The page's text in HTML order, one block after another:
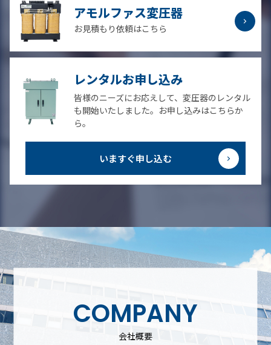
アモルファス変圧器
お見積もり依頼はこちら
レンタルお申し込み
皆様のニーズにお応えして、変圧器のレンタル
も開始いたしました。お申し込みはこちらか
ら。
いますぐ申し込む
COMPANY
会社概要